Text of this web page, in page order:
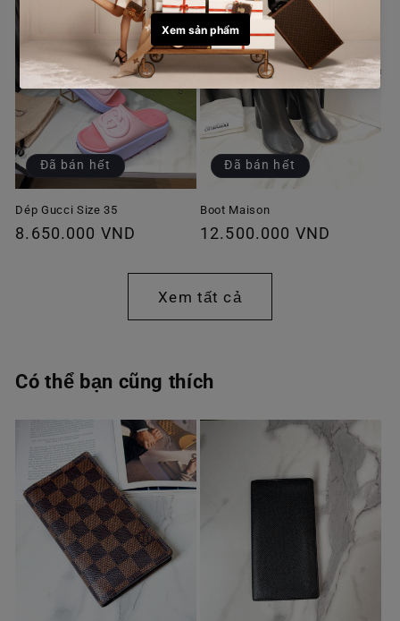
Đã bán hết
Dép Gucci Size 35
Giá
8.650.000 VND
Đã bán hết
Boot Maison
Giá
thường
12.500.000 VND
Xem tất cả
Có thể bạn cũng thích